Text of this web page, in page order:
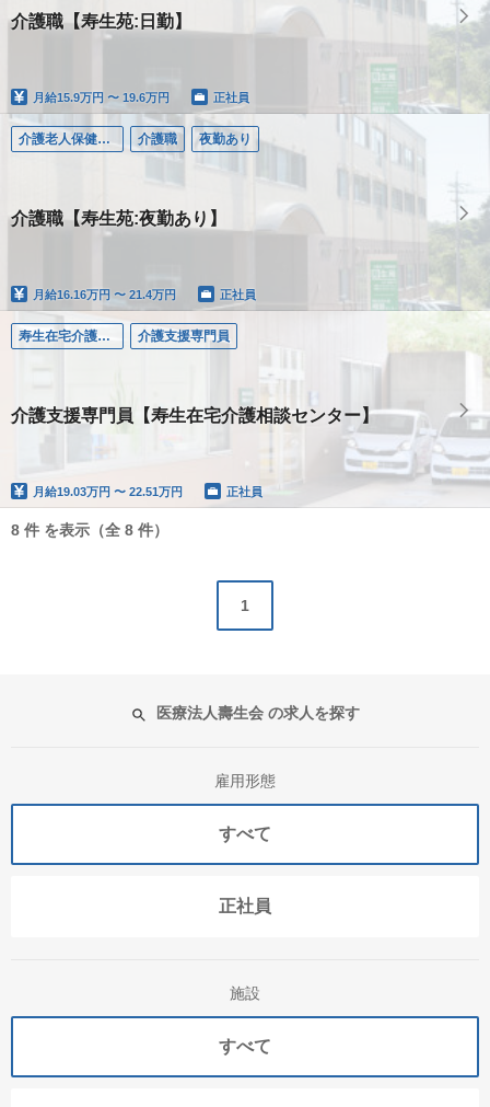
介護職【寿生苑:日勤】
月給15.9万円 〜 19.6万円 正社員
介護老人保健施設寿生苑 介護職 夜勤あり
介護職【寿生苑:夜勤あり】
月給16.16万円 〜 21.4万円 正社員
寿生在宅介護相談センター 介護支援専門員
介護支援専門員【寿生在宅介護相談センター】
月給19.03万円 〜 22.51万円 正社員
8 件 を表示（全 8 件）
1
医療法人壽生会 の求人を探す
雇用形態
すべて
正社員
施設
すべて